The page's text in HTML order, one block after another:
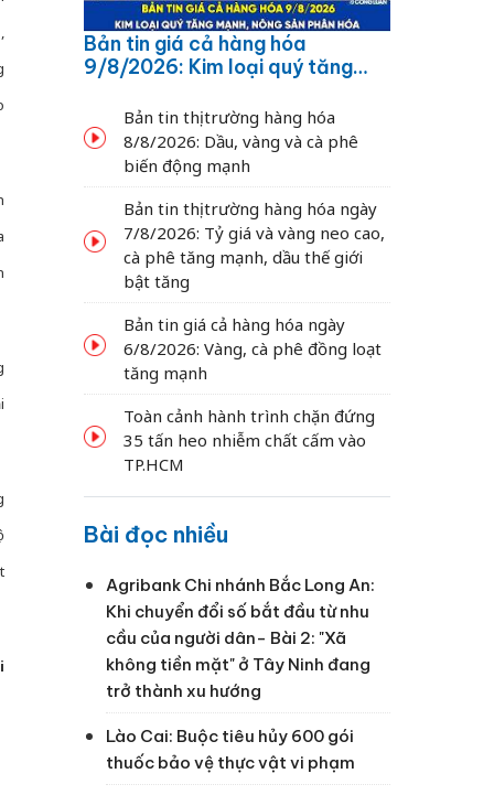
Bản tin giá cả hàng hóa
9/8/2026: Kim loại quý tăng
Bản tin thị trường hàng hóa
8/8/2026: Dầu, vàng và cà phê
biến động mạnh
Bản tin thị trường hàng hóa ngày
7/8/2026: Tỷ giá và vàng neo cao,
cà phê tăng mạnh, dầu thế giới
bật tăng
Bản tin giá cả hàng hóa ngày
6/8/2026: Vàng, cà phê đồng loạt
tăng mạnh
Toàn cảnh hành trình chặn đứng
35 tấn heo nhiễm chất cấm vào
TP.HCM
Bài đọc nhiều
Agribank Chi nhánh Bắc Long An:
Khi chuyển đổi số bắt đầu từ nhu
cầu của người dân- Bài 2: "Xã
không tiền mặt" ở Tây Ninh đang
trở thành xu hướng
Lào Cai: Buộc tiêu hủy 600 gói
thuốc bảo vệ thực vật vi phạm